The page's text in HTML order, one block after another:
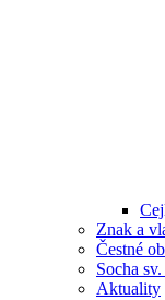
Znak a
Čestné
Socha
Aktuality